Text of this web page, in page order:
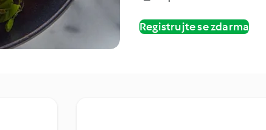
Registrujte se zdarma